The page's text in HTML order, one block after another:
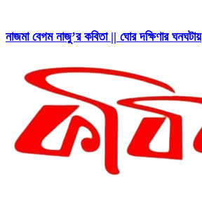
নাজমা বেগম নাজু’র কবিতা || ঘোর দক্ষিণার ঘনঘটায়